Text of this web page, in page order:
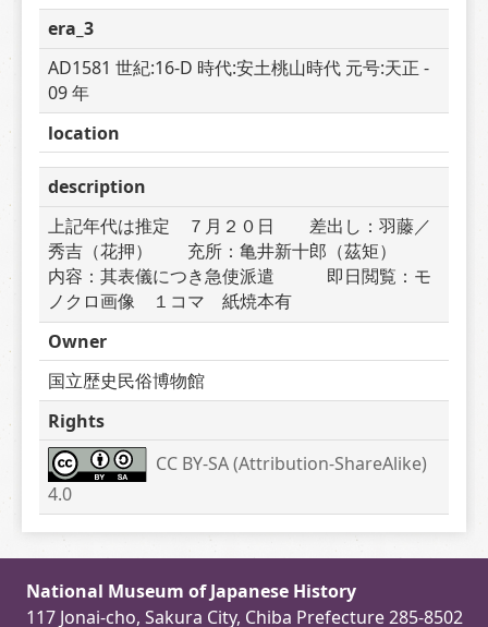
era_3
AD1581 世紀:16-D 時代:安土桃山時代 元号:天正 -
09 年
location
description
上記年代は推定　７月２０日　　差出し：羽藤／
秀吉（花押）　　充所：亀井新十郎（茲矩）
内容：其表儀につき急使派遣　　　即日閲覧：モ
ノクロ画像　１コマ　紙焼本有
Owner
国立歴史民俗博物館
Rights
CC BY-SA (Attribution-ShareAlike)
4.0
National Museum of Japanese History
117 Jonai-cho, Sakura City, Chiba Prefecture 285-8502